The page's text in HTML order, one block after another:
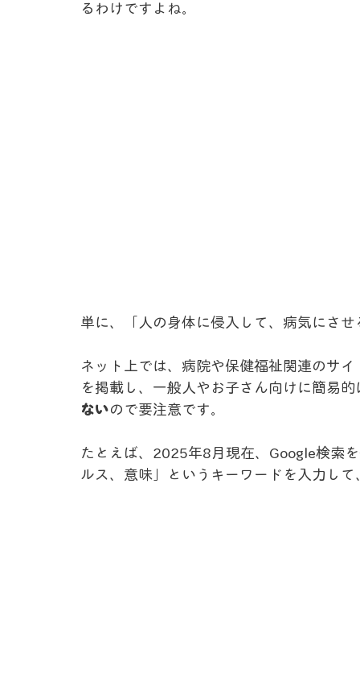
るわけですよね。
単に、「人の身体に侵入して、病気にさ
ネット上では、病院や保健福祉関連のサ
を掲載し、一般人やお子さん向けに簡易
ないので要注意です。
たとえば、2025年8月現在、Google検索
ルス、意味」というキーワードを入力し